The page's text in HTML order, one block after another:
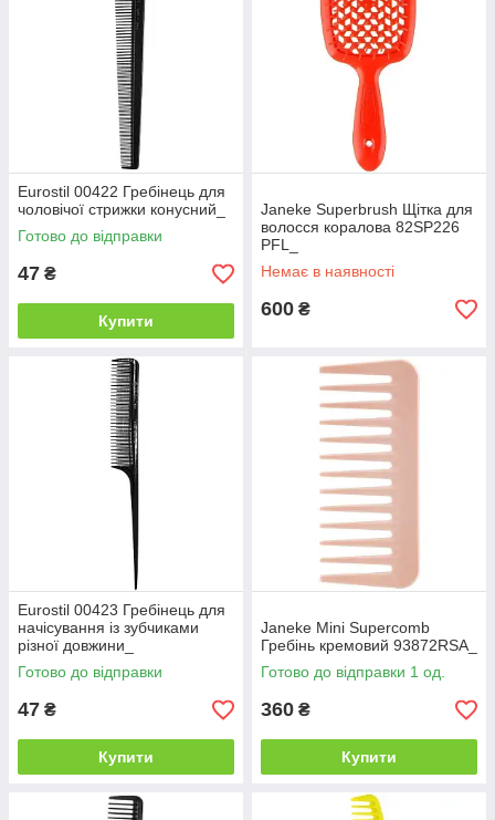
Eurostil 00422 Гребінець для
чоловічої стрижки конусний_
Готово до відправки
47 ₴
Купити
Janeke Superbrush Щітка для
волосся коралова 82SP226
PFL_
Немає в наявності
600 ₴
Eurostil 00423 Гребінець для
начісування із зубчиками
різної довжини_
Готово до відправки
47 ₴
Купити
Janeke Mini Supercomb
Гребінь кремовий 93872RSA_
Готово до відправки 1 од.
360 ₴
Купити